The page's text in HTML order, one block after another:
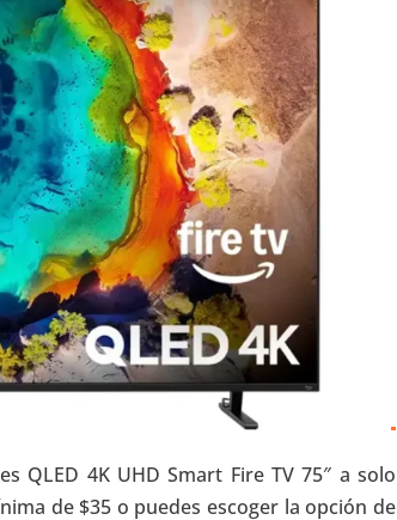
QLED 4K UHD Smart Fire TV 75″ a solo
de $35 o puedes escoger la opción de